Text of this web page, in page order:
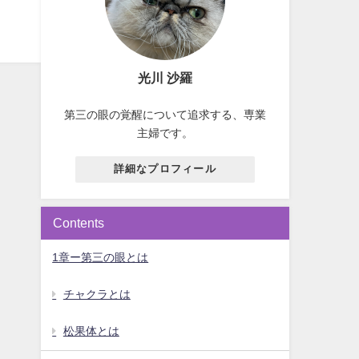
光川 沙羅
第三の眼の覚醒について追求する、専業
主婦です。
詳細なプロフィール
Contents
1章ー第三の眼とは
チャクラとは
松果体とは